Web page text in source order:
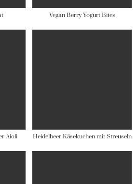
Vegan Berry Yogurt Bites
Aioli Heidelbeer Käsekuchen mit Streuseln